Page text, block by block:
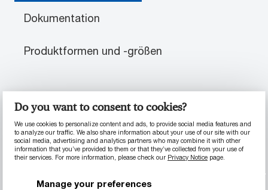
Do you want to consent to cookies?
We use cookies to personalize content and ads, to provide social media features and
to analyze our traffic. We also share information about your use of our site with our
social media, advertising and analytics partners who may combine it with other
information that you’ve provided to them or that they’ve collected from your use of
their services. For more information, please check our Privacy Notice page.
Manage your preferences
Dokumentation
Produktformen und -größen
Materialeigenschaften
Wärmedämmend
Umfangreiche chemische Beständigkeit